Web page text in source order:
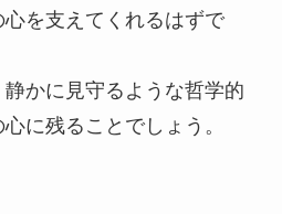
を支えてくれるはずで
かに見守るような哲学的
に残ることでしょう。